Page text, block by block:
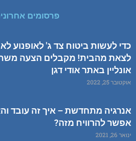
פרסומים
כדי לעשות ביטוח צד ג' לאופנוע
לצאת מהבית! מקבלים הצעה
אונליין באתר אודי דגן
אוקטובר 25, 2022
אנרגיה מתחדשת – איך זה עובד
אפשר להרוויח מזה?
ינואר 26, 2021